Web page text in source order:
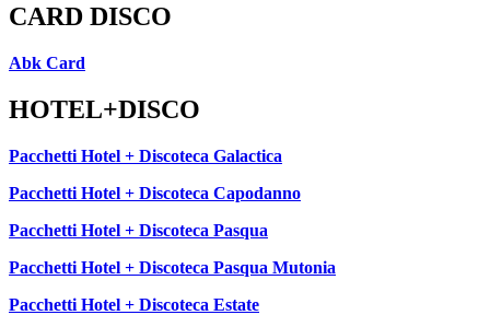
CARD DISCO
Abk Card
HOTEL+DISCO
Pacchetti Hotel + Discoteca Galactica
Pacchetti Hotel + Discoteca Capodanno
Pacchetti Hotel + Discoteca Pasqua
Pacchetti Hotel + Discoteca Pasqua Mutonia
Pacchetti Hotel + Discoteca Estate